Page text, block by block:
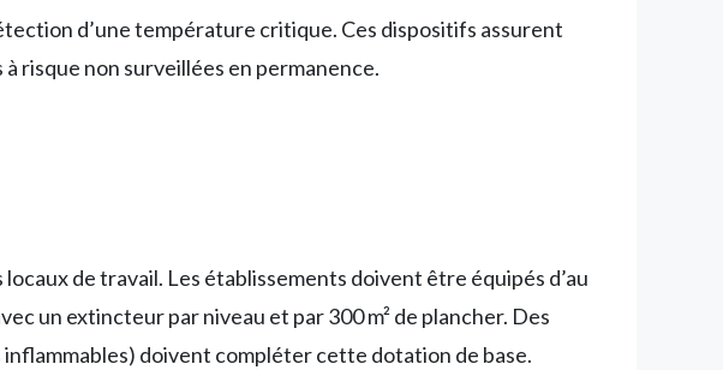
d’une température critique. Ces dispositifs assurent
risque non surveillées en permanence.
de travail. Les établissements doivent être équipés d’au
un extincteur par niveau et par 300 m² de plancher. Des
doivent compléter cette dotation de base.